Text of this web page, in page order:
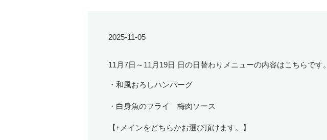
2025-11-05
11月7日～11月19日 日の日替わりメニューの内容はこちらです。
・和風おろしハンバーグ
・白身魚のフライ 梅肉ソース
【↑メインをどちらかお選び頂けます。】